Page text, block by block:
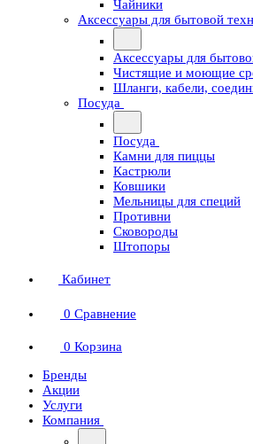
Чайники
Аксессуары для бытовой
Аксессуары для
Чистящие и моющие
Шланги, кабели,
Посуда
Посуда
Камни для пиццы
Кастрюли
Ковшики
Мельницы для специй
Противни
Сковороды
Штопоры
Кабинет
0 Сравнение
0 Корзина
Бренды
Акции
Услуги
Компания